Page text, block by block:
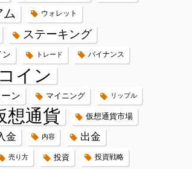
ム ウォレット
ステーキング
ン トレード バイナンス
イン
ン マイニング リップル
想通貨 仮想通貨市場
金 内容 出金
売り方 投資 投資戦略